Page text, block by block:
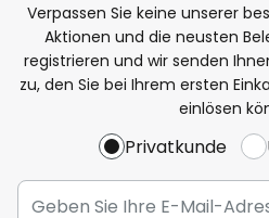
Verpassen Sie keine unserer
Aktionen und die neusten
registrieren und wir senden
zu, den Sie bei Ihrem ersten
einlösen
Privatkunde